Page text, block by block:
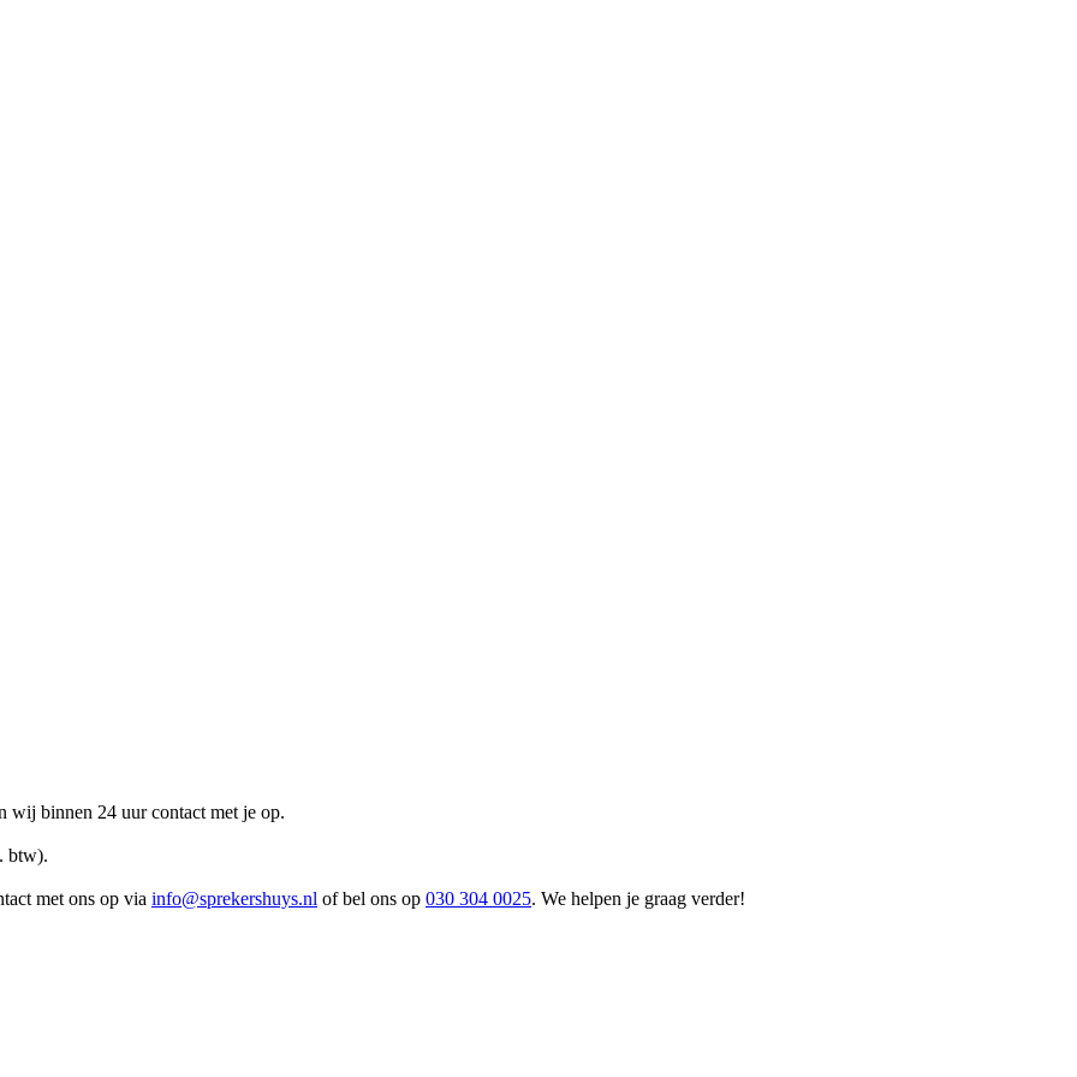
wij binnen 24 uur contact met je op.
btw).
met ons op via info@sprekershuys.nl of bel ons op 030 304 0025. We helpen je graag verder!